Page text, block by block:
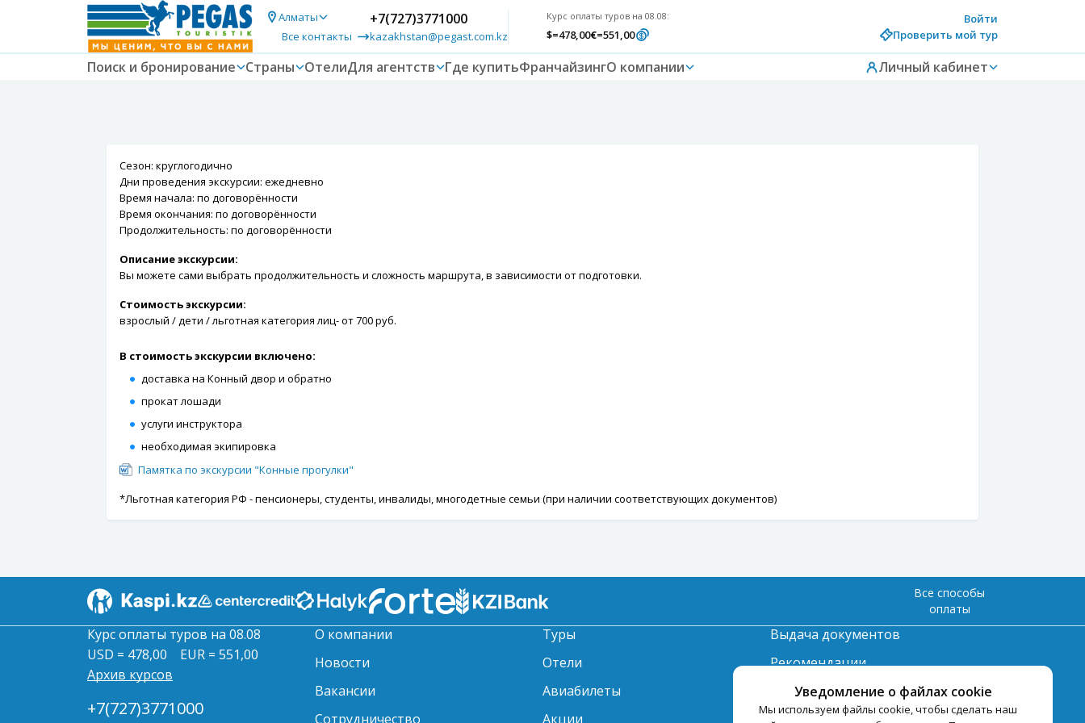
Алматы
Все контакты
+7(727)3771000
kazakhstan@pegast.com.kz
Курс оплаты туров на 08.08:
$=478,00€=551,00
Войти
Проверить мой тур
Поиск и бронирование Страны ОтелиДля агентств Где купитьФранчайзингО компании Личный кабинет
Сезон: круглогодично
Дни проведения экскурсии: ежедневно
Время начала: по договорённости
Время окончания: по договорённости
Продолжительность: по договорённости
Описание экскурсии:
Вы можете сами выбрать продолжительность и сложность маршрута, в зависимости от подготовки.
Стоимость экскурсии:
взрослый / дети / льготная категория лиц- от 700 руб.
В стоимость экскурсии включено:
доставка на Конный двор и обратно
прокат лошади
услуги инструктора
необходимая экипировка
Памятка по экскурсии "Конные прогулки"
*Льготная категория РФ - пенсионеры, студенты, инвалиды, многодетные семьи (при наличии соответствующих документов)
Уведомление о файлах cookie
Мы используем файлы cookie, чтобы сделать наш
Все способы
оплаты
Курс оплаты туров на 08.08
USD = 478,00
EUR = 551,00
Архив курсов
+7(727)3771000
О компании
Новости
Вакансии
Сотрудничество
Туры
Отели
Авиабилеты
Акции
Выдача документов
Рекомендации
Вопрос-ответ
Счет и оплата